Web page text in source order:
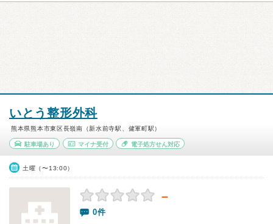
いとう整形外科
熊本県熊本市東区長嶺南（新水前寺駅、健軍町駅）
駐車場あり マイナ受付 電子処方せん対応
土曜（〜13:00）
－
0件